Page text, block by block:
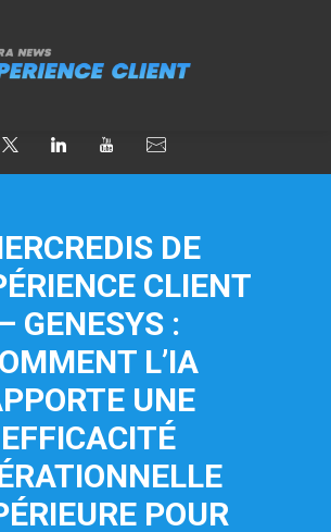
DE
CLIENT
– GENESYS :
L’IA
UNE
EFFICACITÉ
POUR